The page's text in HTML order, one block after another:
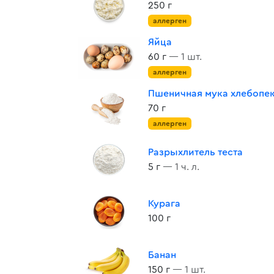
250 г
аллерген
Яйца
60 г — 1 шт.
аллерген
Пшеничная мука
70 г
аллерген
Разрыхлитель теста
5 г — 1 ч. л.
Курага
100 г
Банан
150 г — 1 шт.